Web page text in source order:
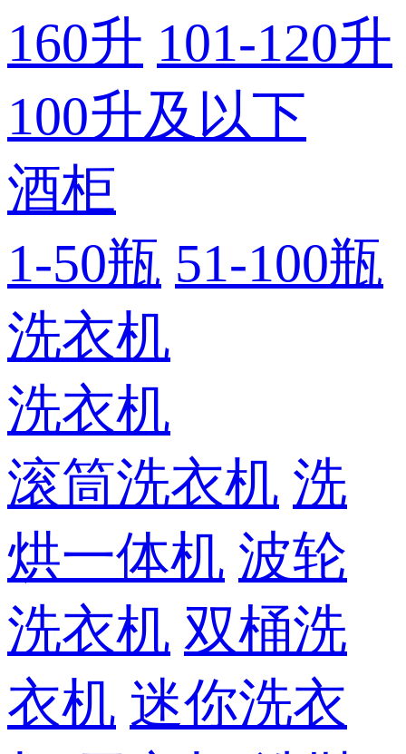
160升 101-120升
100升及以下
酒柜
1-50瓶 51-100瓶
洗衣机
洗衣机
滚筒洗衣机 洗
烘一体机 波轮
洗衣机 双桶洗
衣机 迷你洗衣